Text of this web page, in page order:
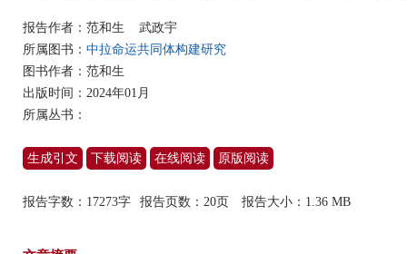
报告作者： 范和生
武政宇
所属图书： 中拉命运共同体构建研究
图书作者： 范和生
出版时间：2024年01月
所属丛书：
生成引文 下载阅读 在线阅读 原版阅读
报告字数：17273字 报告页数：20页 报告大小： 1.36 MB